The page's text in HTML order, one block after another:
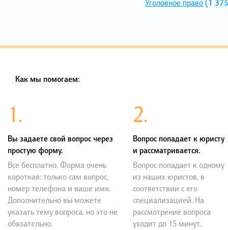
Как мы помогаем:
1.
Вы задаете свой вопрос через
простую форму.
Все бесплатно. Форма очень
короткая: только сам вопрос,
номер телефона и ваше имя.
Дополнительно вы можете
указать тему вопроса, но это не
обязательно.
2.
Вопрос попадает к юристу
и рассматривается.
Вопрос попадает к одному
из наших юристов, в
соответствии с его
специализацией. На
рассмотрение вопроса
уходит до 15 минут.